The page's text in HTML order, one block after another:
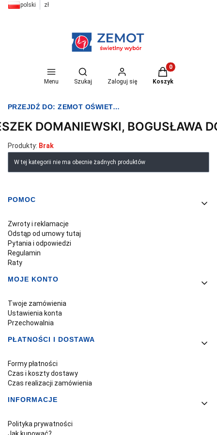
polski zł
Menu
Otwórz wyszukiwarkę
Szukaj Zaloguj się
Produkty w
Koszyk
PRZEJDŹ DO:ZEMOT OŚWIETLENIE I ELEKTRYKA
DOMANIEWSKI, BOGUSŁAWA
Produkty: Brak
Lista produktów
W tej kategorii nie ma obecnie żadnych produktów
Linki w stopce
POMOC
Zwroty i reklamacje
Odstąp od umowy tutaj
Pytania i odpowiedzi
Regulamin
Raty
MOJE KONTO
Twoje zamówienia
Ustawienia konta
Przechowalnia
PŁATNOŚCI I DOSTAWA
Formy płatności
Czas i koszty dostawy
Czas realizacji zamówienia
INFORMACJE
Polityka prywatności